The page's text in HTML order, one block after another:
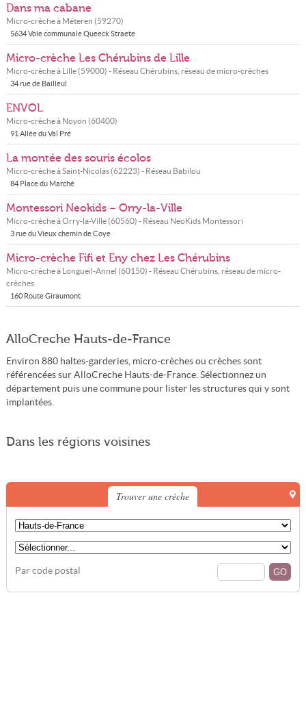
Dans ma cabane
Micro-crèche à Méteren (59270)
5634 Voie communale Queeck Straete
Micro-crèche Les Chérubins de Lille
Micro-crèche à Lille(59000) - Réseau Chérubins, réseau de micro-crèches
34 rue de Bailleul
ENVOL
Micro-crèche à Noyon (60400)
91 Allée du Val Pré
La montée des souris écolos
Micro-crèche àSaint-Nicolas(62223) - Réseau Babilou
84 Place du Marché
Montessori Neokids – Orry-la-Ville
Micro-crèche àOrry-la-Ville(60560) - Réseau NeoKids Montessori
3 rue du Vieux chemin de Coye
Micro-crèche Fifi et Eny chez Les Chérubins
Micro-crèche à Longueil-Annel (60150) - Réseau Chérubins, réseau de micro-
crèches
160 Route Giraumont
AlloCreche Hauts-de-France
Environ 880 haltes-garderies, micro-crèches ou crèches sont
référencées sur AlloCreche Hauts-de-France. Sélectionnez un
département puis une commune pour lister les structures qui y sont
implantées.
Dans les régions voisines
Trouver une crèche
Par code postal